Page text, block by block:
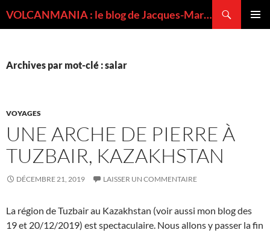
VOLCANMANIA : le blog de Jacques-Marie BARDINTZEFF, volcanologue
Archives par mot-clé : salar
VOYAGES
UNE ARCHE DE PIERRE À
TUZBAIR, KAZAKHSTAN
DÉCEMBRE 21, 2019 LAISSER UN COMMENTAIRE
La région de Tuzbair au Kazakhstan (voir aussi mon blog des
19 et 20/12/2019) est spectaculaire. Nous allons y passer la fin